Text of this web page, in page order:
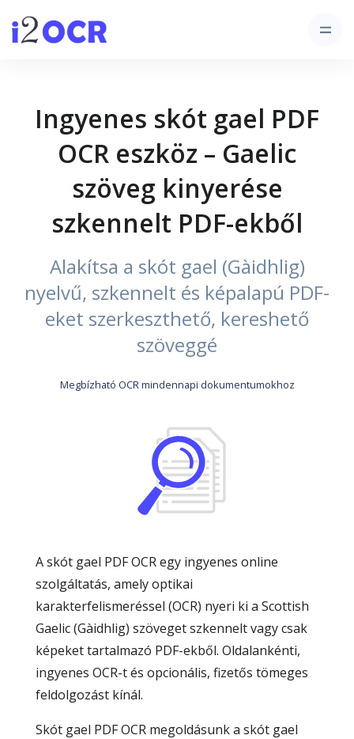
Ingyenes skót gael PDF
OCR eszköz – Gaelic
szöveg kinyerése
szkennelt PDF-ekből
Alakítsa a skót gael (Gàidhlig)
nyelvű, szkennelt és képalapú PDF-
eket szerkeszthető, kereshető
szöveggé
Megbízható OCR mindennapi dokumentumokhoz
A skót gael PDF OCR egy ingyenes online
szolgáltatás, amely optikai
karakterfelismeréssel (OCR) nyeri ki a Scottish
Gaelic (Gàidhlig) szöveget szkennelt vagy csak
képeket tartalmazó PDF-ekből. Oldalankénti,
ingyenes OCR-t és opcionális, fizetős tömeges
feldolgozást kínál.
Skót gael PDF OCR megoldásunk a skót gael